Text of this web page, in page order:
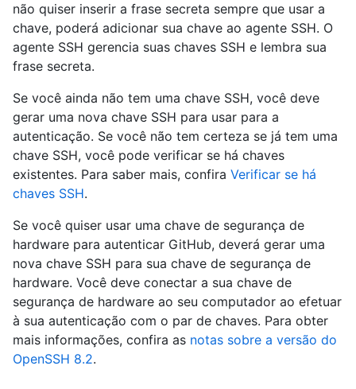
não quiser inserir a frase secreta sempre que usar a
chave, poderá adicionar sua chave ao agente SSH. O
agente SSH gerencia suas chaves SSH e lembra sua
frase secreta.
Se você ainda não tem uma chave SSH, você deve
gerar uma nova chave SSH para usar para a
autenticação. Se você não tem certeza se já tem uma
chave SSH, você pode verificar se há chaves
existentes. Para saber mais, confira Verificar se há
chaves SSH.
Se você quiser usar uma chave de segurança de
hardware para autenticar GitHub, deverá gerar uma
nova chave SSH para sua chave de segurança de
hardware. Você deve conectar a sua chave de
segurança de hardware ao seu computador ao efetuar
à sua autenticação com o par de chaves. Para obter
mais informações, confira as notas sobre a versão do
OpenSSH 8.2.